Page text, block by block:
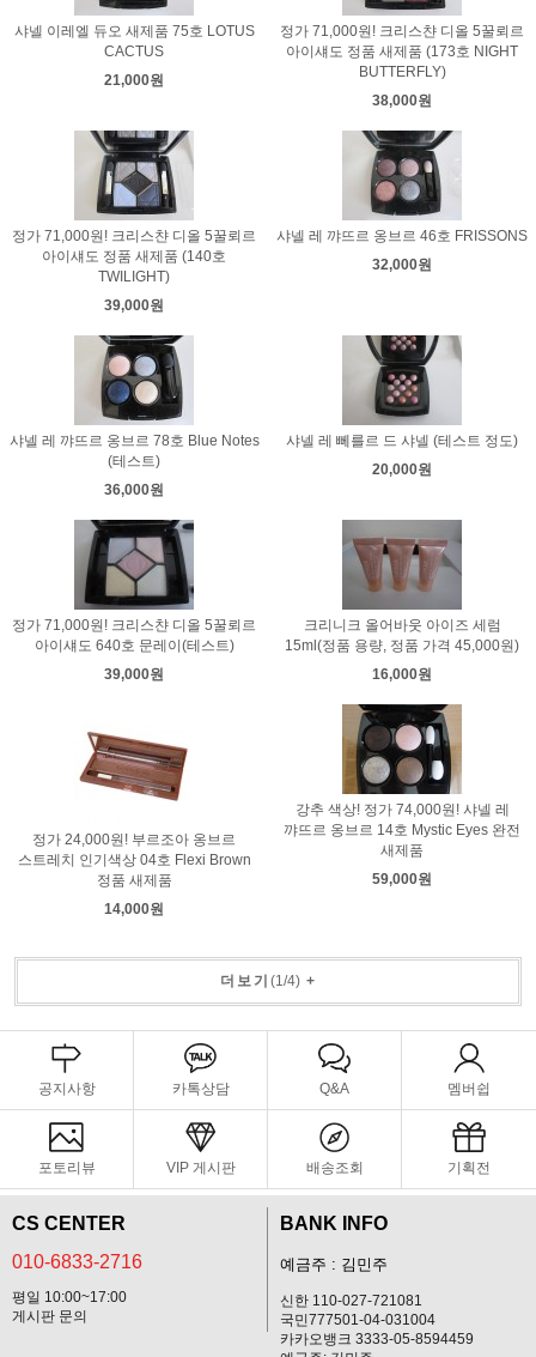
샤넬 이레엘 듀오 새제품 75호 LOTUS
CACTUS
21,000원
정가 71,000원! 크리스챤 디올 5꿀뢰르
아이섀도 정품 새제품 (173호 NIGHT
BUTTERFLY)
38,000원
정가 71,000원! 크리스챤 디올 5꿀뢰르
아이섀도 정품 새제품 (140호
TWILIGHT)
39,000원
샤넬 레 꺄뜨르 옹브르 46호 FRISSONS
32,000원
샤넬 레 꺄뜨르 옹브르 78호 Blue Notes
(테스트)
36,000원
샤넬 레 뻬를르 드 샤넬 (테스트 정도)
20,000원
정가 71,000원! 크리스챤 디올 5꿀뢰르
아이섀도 640호 문레이(테스트)
39,000원
크리니크 올어바웃 아이즈 세럼
15ml(정품 용량, 정품 가격 45,000원)
16,000원
정가 24,000원! 부르조아 옹브르
스트레치 인기색상 04호 Flexi Brown
정품 새제품
14,000원
강추 색상! 정가 74,000원! 샤넬 레
꺄뜨르 옹브르 14호 Mystic Eyes 완전
새제품
59,000원
더보기 (1/4)+
공지사항 카톡상담 Q&A 멤버쉽
포토리뷰 VIP 게시판 배송조회 기획전
CS CENTER
010-6833-2716
평일 10:00~17:00
게시판 문의
BANK INFO
예금주 : 김민주
신한 110-027-721081
국민777501-04-031004
카카오뱅크 3333-05-8594459